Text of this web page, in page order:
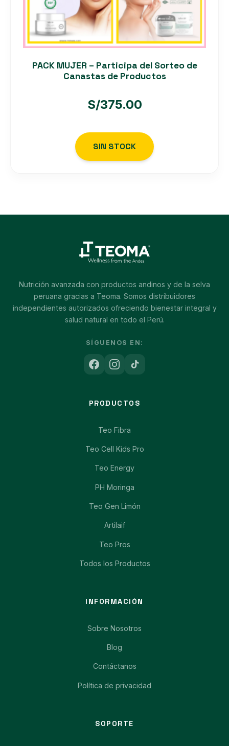
PACK MUJER – Participa del Sorteo de
Canastas de Productos
S/375.00
SIN STOCK
Nutrición avanzada con productos andinos y de la selva
peruana gracias a Teoma. Somos distribuidores
independientes autorizados ofreciendo bienestar integral y
salud natural en todo el Perú.
SÍGUENOS EN:
PRODUCTOS
Teo Fibra
Teo Cell Kids Pro
Teo Energy
PH Moringa
Teo Gen Limón
Artilaif
Teo Pros
Todos los Productos
INFORMACIÓN
Sobre Nosotros
Blog
Contáctanos
Política de privacidad
SOPORTE